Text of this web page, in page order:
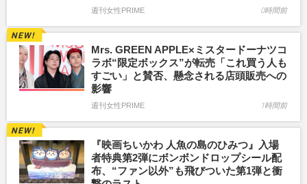
週刊女性PRIME 0時間前
Mrs. GREEN APPLE×ミスタードーナツコ
ラボ“限定ボックス”が転売「これ買う人も
すごい」と賛否、懸念される店頭販売への
影響
週刊女性PRIME 1時間前
『映画ちいかわ 人魚の島のひみつ』入場
者特典第2弾にボンボンドロップシール配
布、“ファン以外”も飛びついた第1弾と衝